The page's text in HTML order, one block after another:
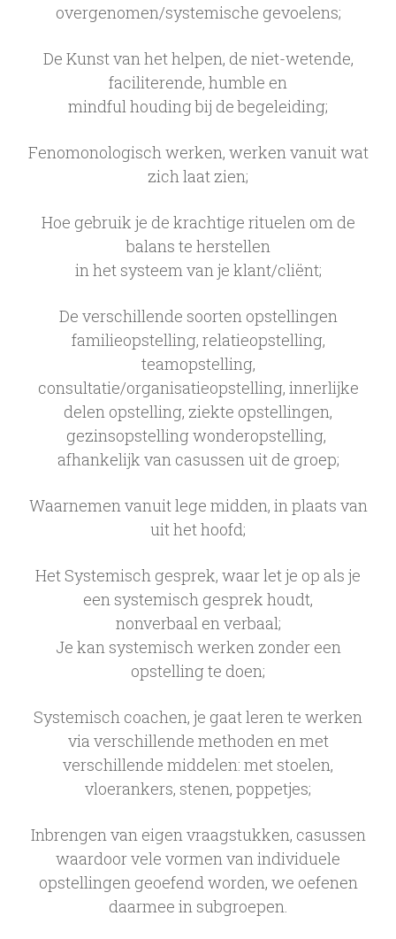
overgenomen/systemische gevoelens;
De Kunst van het helpen, de niet-wetende,
faciliterende, humble en
mindful houding bij de begeleiding;
Fenomonologisch werken, werken vanuit wat
zich laat zien;
Hoe gebruik je de krachtige rituelen om de
balans te herstellen
in het systeem van je klant/cliënt;
De verschillende soorten opstellingen
familieopstelling, relatieopstelling,
teamopstelling,
consultatie/organisatieopstelling, innerlijke
delen opstelling, ziekte opstellingen,
gezinsopstelling wonderopstelling,
afhankelijk van casussen uit de groep;
Waarnemen vanuit lege midden, in plaats van
uit het hoofd;
Het Systemisch gesprek, waar let je op als je
een systemisch gesprek houdt,
nonverbaal en verbaal;
Je kan systemisch werken zonder een
opstelling te doen;
Systemisch coachen, je gaat leren te werken
via verschillende methoden en met
verschillende middelen: met stoelen,
vloerankers, stenen, poppetjes;
Inbrengen van eigen vraagstukken, casussen
waardoor vele vormen van individuele
opstellingen geoefend worden, we oefenen
daarmee in subgroepen.